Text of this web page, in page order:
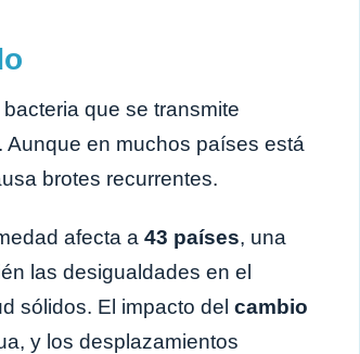
que se transmite
en muchos países está
brotes recurrentes.
afecta a 43 países, una
las desigualdades en el
sólidos. El impacto del cambio
y los desplazamientos